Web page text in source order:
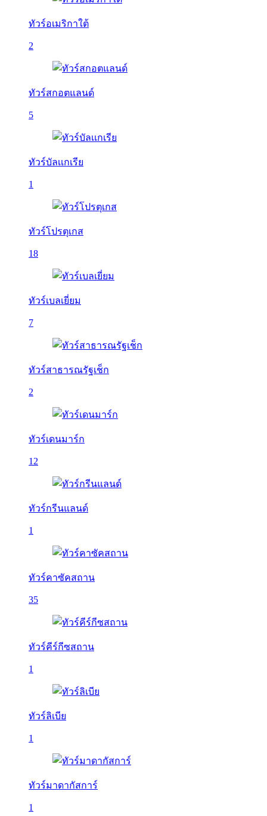
ทัวร์อเมริกาใต้
2
ทัวร์สกอตแลนด์
5
ทัวร์บัลเเกเรีย
1
ทัวร์โปรตุเกส
18
ทัวร์เบลเยี่ยม
7
ทัวร์สาธารณรัฐเช็ก
2
ทัวร์เดนมาร์ก
12
ทัวร์กรีนแลนด์
1
ทัวร์คาซัคสถาน
35
ทัวร์คีร์กีซสถาน
1
ทัวร์ลิเบีย
1
ทัวร์มาดากัสการ์
1